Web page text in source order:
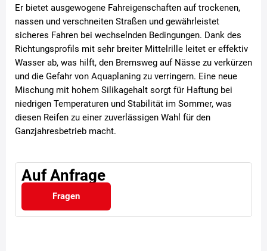
Er bietet ausgewogene Fahreigenschaften auf trockenen,
nassen und verschneiten Straßen und gewährleistet
sicheres Fahren bei wechselnden Bedingungen. Dank des
Richtungsprofils mit sehr breiter Mittelrille leitet er effektiv
Wasser ab, was hilft, den Bremsweg auf Nässe zu verkürzen
und die Gefahr von Aquaplaning zu verringern. Eine neue
Mischung mit hohem Silikagehalt sorgt für Haftung bei
niedrigen Temperaturen und Stabilität im Sommer, was
diesen Reifen zu einer zuverlässigen Wahl für den
Ganzjahresbetrieb macht.
Auf Anfrage
Fragen